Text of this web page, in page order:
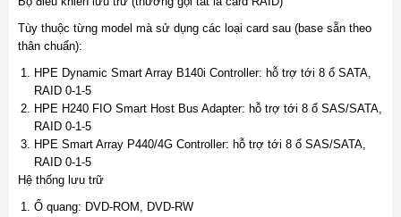
Tùy thuộc từng model mà sử dụng các loại card sau (base sẵn theo
thân chuẩn):
HPE Dynamic Smart Array B140i Controller: hỗ trợ tới 8 ổ SATA,
RAID 0-1-5
HPE H240 FIO Smart Host Bus Adapter: hỗ trợ tới 8 ổ SAS/SATA,
RAID 0-1-5
HPE Smart Array P440/4G Controller: hỗ trợ tới 8 ổ SAS/SATA,
RAID 0-1-5
Hệ thống lưu trữ
Ổ quang: DVD-ROM, DVD-RW